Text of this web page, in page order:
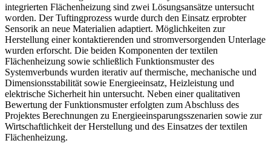
integrierten Flächenheizung sind zwei Lösungsansätze untersucht
worden. Der Tuftingprozess wurde durch den Einsatz erprobter
Sensorik an neue Materialien adaptiert. Möglichkeiten zur
Herstellung einer kontaktierenden und stromversorgenden Unterlage
wurden erforscht. Die beiden Komponenten der textilen
Flächenheizung sowie schließlich Funktionsmuster des
Systemverbunds wurden iterativ auf thermische, mechanische und
Dimensionsstabilität sowie Energieeinsatz, Heizleistung und
elektrische Sicherheit hin untersucht. Neben einer qualitativen
Bewertung der Funktionsmuster erfolgten zum Abschluss des
Projektes Berechnungen zu Energieeinsparungsszenarien sowie zur
Wirtschaftlichkeit der Herstellung und des Einsatzes der textilen
Flächenheizung.